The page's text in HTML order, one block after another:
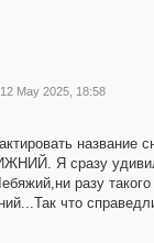
May 2025, 18:58
название
Я сразу
разу такого
что